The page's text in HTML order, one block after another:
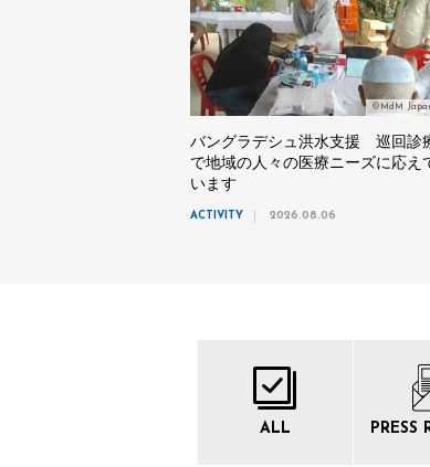
©MdM
バングラデシュ洪水支援 巡回診
で地域の人々の医療ニーズに応え
います
ACTIVITY 2026.08.06
ALL PRESS